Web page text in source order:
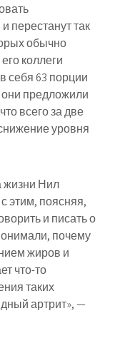
перестанут так
обычно
коллеги
себя 63 порции
предложили
всего за две
уровня
жизни Нил
этим, поясняя,
и писать о
почему
жиров и
что-то
таких
артрит», —